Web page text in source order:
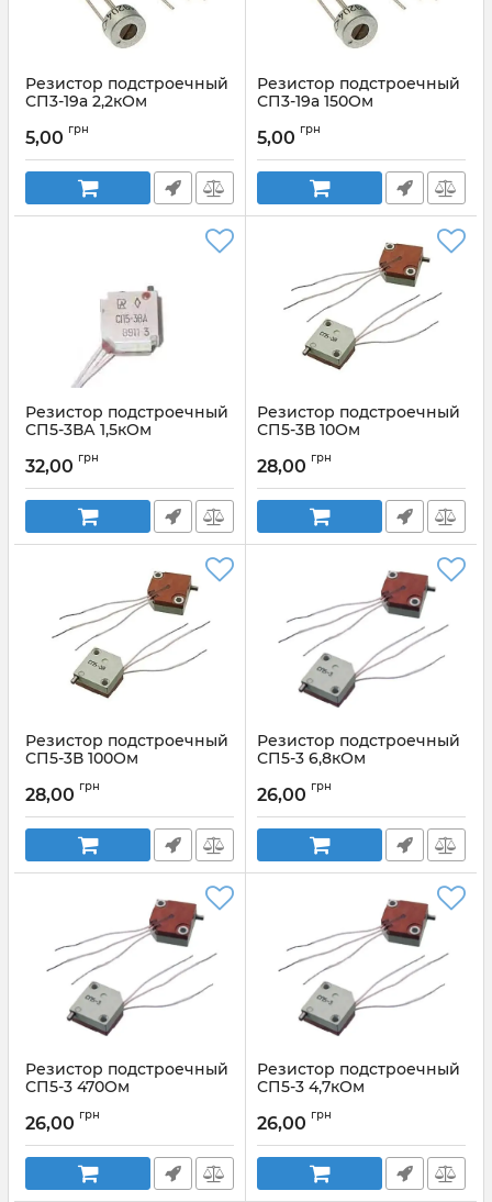
Резистор подстроечный
СП3-19а 2,2кОм
5,00 грн
Резистор подстроечный
СП3-19а 150Ом
5,00 грн
Резистор подстроечный
СП5-3ВА 1,5кОм
32,00 грн
Резистор подстроечный
СП5-3В 10Ом
28,00 грн
Резистор подстроечный
СП5-3В 100Ом
28,00 грн
Резистор подстроечный
СП5-3 6,8кОм
26,00 грн
Резистор подстроечный
СП5-3 470Ом
26,00 грн
Резистор подстроечный
СП5-3 4,7кОм
26,00 грн